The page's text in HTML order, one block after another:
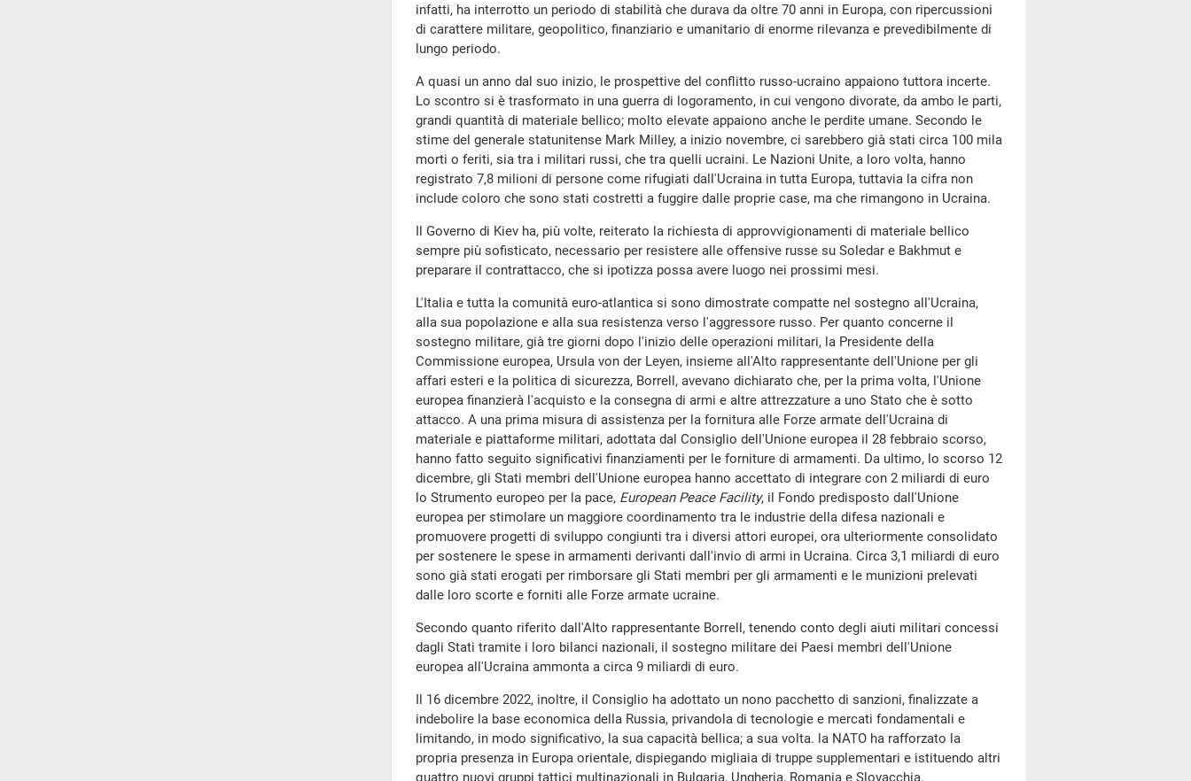
infatti, ha interrotto un periodo di stabilità che durava da oltre 70 anni in Europa, con ripercussioni
di carattere militare, geopolitico, finanziario e umanitario di enorme rilevanza e prevedibilmente di
lungo periodo.
A quasi un anno dal suo inizio, le prospettive del conflitto russo-ucraino appaiono tuttora incerte.
Lo scontro si è trasformato in una guerra di logoramento, in cui vengono divorate, da ambo le parti,
grandi quantità di materiale bellico; molto elevate appaiono anche le perdite umane. Secondo le
stime del generale statunitense Mark Milley, a inizio novembre, ci sarebbero già stati circa 100 mila
morti o feriti, sia tra i militari russi, che tra quelli ucraini. Le Nazioni Unite, a loro volta, hanno
registrato 7,8 milioni di persone come rifugiati dall'Ucraina in tutta Europa, tuttavia la cifra non
include coloro che sono stati costretti a fuggire dalle proprie case, ma che rimangono in Ucraina.
Il Governo di Kiev ha, più volte, reiterato la richiesta di approvvigionamenti di materiale bellico
sempre più sofisticato, necessario per resistere alle offensive russe su Soledar e Bakhmut e
preparare il contrattacco, che si ipotizza possa avere luogo nei prossimi mesi.
L'Italia e tutta la comunità euro-atlantica si sono dimostrate compatte nel sostegno all'Ucraina,
alla sua popolazione e alla sua resistenza verso l'aggressore russo. Per quanto concerne il
sostegno militare, già tre giorni dopo l'inizio delle operazioni militari, la Presidente della
Commissione europea, Ursula von der Leyen, insieme all'Alto rappresentante dell'Unione per gli
affari esteri e la politica di sicurezza, Borrell, avevano dichiarato che, per la prima volta, l'Unione
europea finanzierà l'acquisto e la consegna di armi e altre attrezzature a uno Stato che è sotto
attacco. A una prima misura di assistenza per la fornitura alle Forze armate dell'Ucraina di
materiale e piattaforme militari, adottata dal Consiglio dell'Unione europea il 28 febbraio scorso,
hanno fatto seguito significativi finanziamenti per le forniture di armamenti. Da ultimo, lo scorso 12
dicembre, gli Stati membri dell'Unione europea hanno accettato di integrare con 2 miliardi di euro
lo Strumento europeo per la pace, European Peace Facility, il Fondo predisposto dall'Unione
europea per stimolare un maggiore coordinamento tra le industrie della difesa nazionali e
promuovere progetti di sviluppo congiunti tra i diversi attori europei, ora ulteriormente consolidato
per sostenere le spese in armamenti derivanti dall'invio di armi in Ucraina. Circa 3,1 miliardi di euro
sono già stati erogati per rimborsare gli Stati membri per gli armamenti e le munizioni prelevati
dalle loro scorte e forniti alle Forze armate ucraine.
Secondo quanto riferito dall'Alto rappresentante Borrell, tenendo conto degli aiuti militari concessi
dagli Stati tramite i loro bilanci nazionali, il sostegno militare dei Paesi membri dell'Unione
europea all'Ucraina ammonta a circa 9 miliardi di euro.
Il 16 dicembre 2022, inoltre, il Consiglio ha adottato un nono pacchetto di sanzioni, finalizzate a
indebolire la base economica della Russia, privandola di tecnologie e mercati fondamentali e
limitando, in modo significativo, la sua capacità bellica; a sua volta. la NATO ha rafforzato la
propria presenza in Europa orientale, dispiegando migliaia di truppe supplementari e istituendo altri
quattro nuovi gruppi tattici multinazionali in Bulgaria, Ungheria, Romania e Slovacchia.